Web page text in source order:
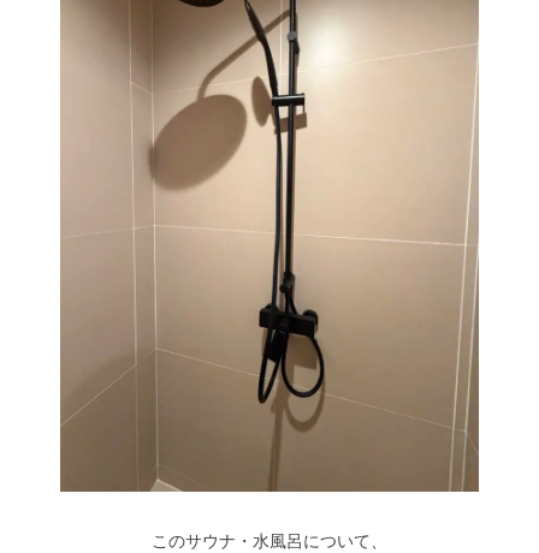
このサウナ・水風呂について、